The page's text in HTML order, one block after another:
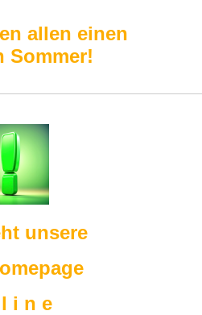
allen einen
Sommer!
unsere
i n e